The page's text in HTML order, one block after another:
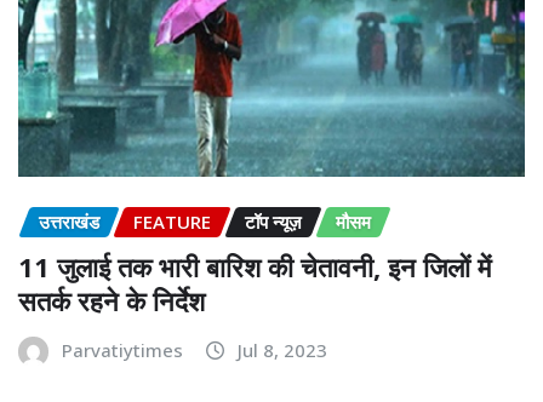
उत्तराखंड FEATURE टॉप न्यूज़ मौसम
11 जुलाई तक भारी बारिश की चेतावनी, इन जिलों में
सतर्क रहने के निर्देश
Parvatiytimes Jul 8, 2023